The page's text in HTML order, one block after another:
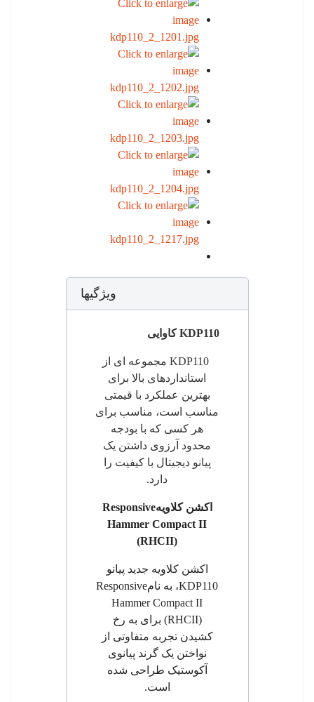
ویژگیها
KDP110کاوایی
KDP110 مجموعه ای از
استانداردهای بالا برای
بهترین عملکرد با قیمتی
مناسب است، مناسب برای
هر کسی که با بودجه
محدود آرزوی داشتن یک
پیانو دیجیتال با کیفیت را
دارد.
اکشنکلاویهResponsive
Hammer Compact II
(RHCII)
اکشنکلاویه جدید پیانو
KDP110، به نامResponsive
Hammer Compact II
(RHCII) برای به رخ
کشیدن تجربه متفاوتی از
نواختن یک گرند پیانوی
آکوستیک طراحی شده
است.